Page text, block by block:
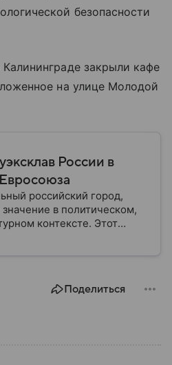
безопасности
закрыли кафе
на улице Молодой
России в
российский город,
в политическом,
контексте. Этот
самом сердце Европы,
Поделиться